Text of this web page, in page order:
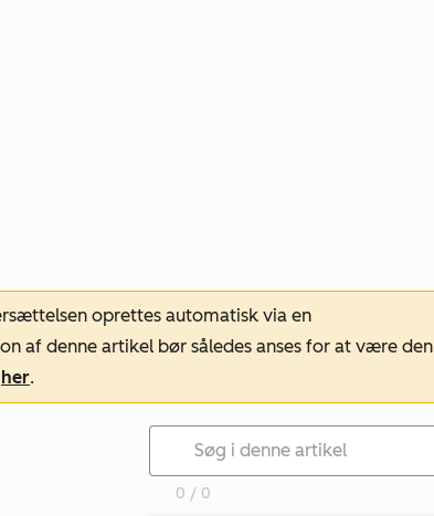
oprettes automatisk via en
af denne artikel bør således anses for at være den
her.
0 / 0